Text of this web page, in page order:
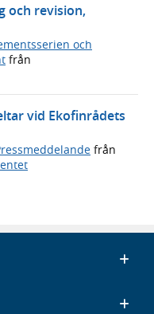
och revision,
och
från
vid Ekofinrådets
från